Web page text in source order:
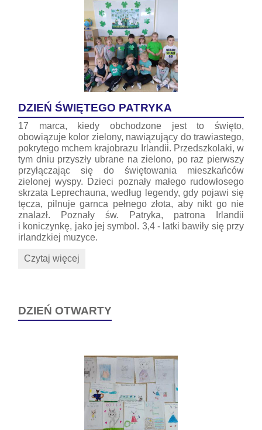
DZIEŃ ŚWIĘTEGO PATRYKA
17 marca, kiedy obchodzone jest to święto,
obowiązuje kolor zielony, nawiązujący do trawiastego,
pokrytego mchem krajobrazu Irlandii. Przedszkolaki, w
tym dniu przyszły ubrane na zielono, po raz pierwszy
przyłączając się do świętowania mieszkańców
zielonej wyspy. Dzieci poznały małego rudowłosego
skrzata Leprechauna, według legendy, gdy pojawi się
tęcza, pilnuje garnca pełnego złota, aby nikt go nie
znalazł. Poznały św. Patryka, patrona Irlandii
i koniczynkę, jako jej symbol. 3,4 - latki bawiły się przy
irlandzkiej muzyce.
DZIEŃ
Czytaj więcej
DZIEŃ OTWARTY